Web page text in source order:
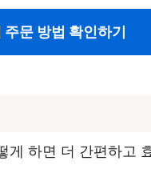
주문 방법 확인하기
하면 더 간편하고